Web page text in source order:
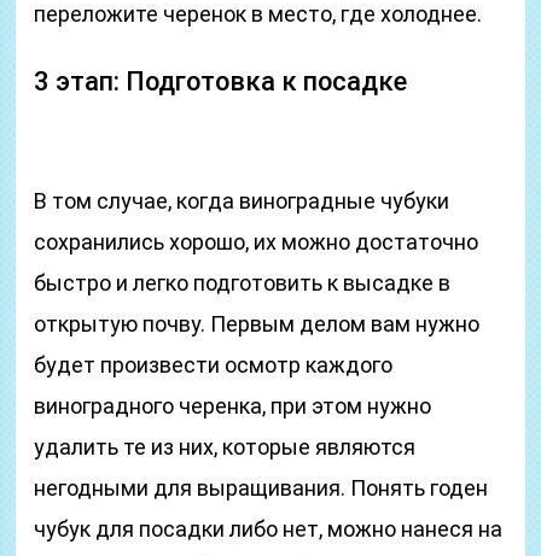
переложите черенок в место, где холоднее.
3 этап: Подготовка к посадке
В том случае, когда виноградные чубуки
сохранились хорошо, их можно достаточно
быстро и легко подготовить к высадке в
открытую почву. Первым делом вам нужно
будет произвести осмотр каждого
виноградного черенка, при этом нужно
удалить те из них, которые являются
негодными для выращивания. Понять годен
чубук для посадки либо нет, можно нанеся на